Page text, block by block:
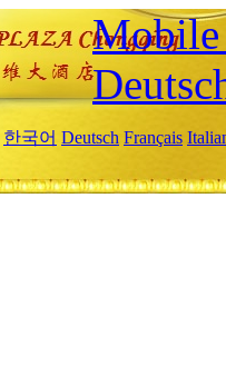
Mobile
한국어 Deutsch Français